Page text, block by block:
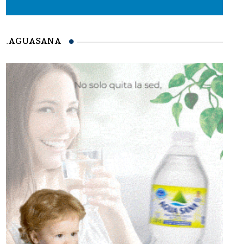
.AGUASANA